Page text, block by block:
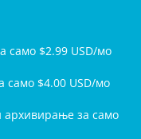
само $2.99 USD/мо
само $4.00 USD/мо
архивирање за само